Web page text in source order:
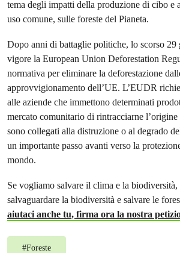
tema degli impatti della produzione di cibo e
uso comune, sulle foreste del Pianeta.
Dopo anni di battaglie politiche, lo scorso 29
vigore la European Union Deforestation
normativa per eliminare la deforestazione
approvvigionamento dell’UE. L’EUDR
alle aziende che immettono determinati
mercato comunitario di rintracciarne
sono collegati alla distruzione o al degrado
un importante passo avanti verso la
mondo.
Se vogliamo salvare il clima e la
salvaguardare la biodiversità e salvare le
aiutaci anche tu, firma ora la nostra
#Foreste